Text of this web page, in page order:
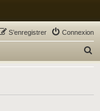
Connexion
S’enregistrer
h